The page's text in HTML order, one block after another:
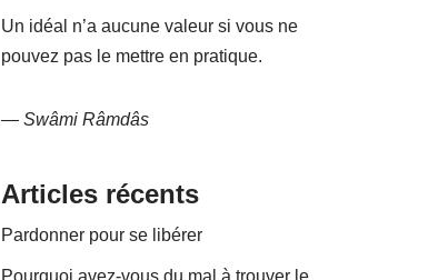
Un idéal n’a aucune valeur si vous ne
pouvez pas le mettre en pratique.
— Swâmi Râmdâs
Articles récents
Pardonner pour se libérer
Pourquoi avez-vous du mal à trouver le